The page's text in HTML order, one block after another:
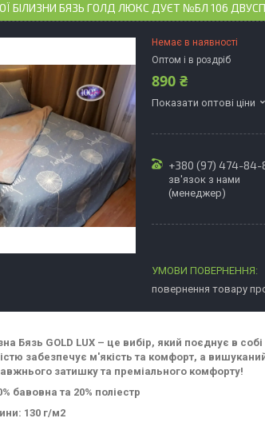
БІЛИЗНИ БЯЗЬ ГОЛД ЛЮКС ДУЄТ №БЛ 106
Немає в наявності
Оптом і в роздріб
890 ₴
Показати оптові ціни
+380 (97) 474-84-
зв'язок з нами
(менеджер)
повернення товару
Бязь GOLD LUX – це вибір, який поєднує в
забезпечує м'якість та комфорт, а
затишку та преміального комфорту!
бавовна та 20% поліестр
130 г/м2